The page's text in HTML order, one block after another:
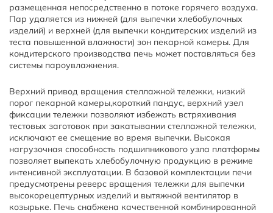
размещенная непосредственно в потоке горячего воздуха.
Пар удаляется из нижней (для выпечки хлебобулочных
изделий) и верхней (для выпечки кондитерских изделий из
теста повышенной влажности) зон пекарной камеры. Для
кондитерского производства печь может поставляться без
системы пароувлажнения.
Верхний привод вращения стеллажной тележки, низкий
порог пекарной камеры,короткий пандус, верхний узел
фиксации тележки позволяют избежать встряхивания
тестовых заготовок при закатывании стеллажной тележки,
исключают ее смещение во время выпечки. Высокая
нагрузочная способность подшипникового узла платформы
позволяет выпекать хлебобулочную продукцию в режиме
интенсивной эксплуатации. В базовой комплектации печи
предусмотрены реверс вращения тележки для выпечки
высокорецептурных изделий и вытяжной вентилятор в
козырьке. Печь снабжена качественной комбинированной